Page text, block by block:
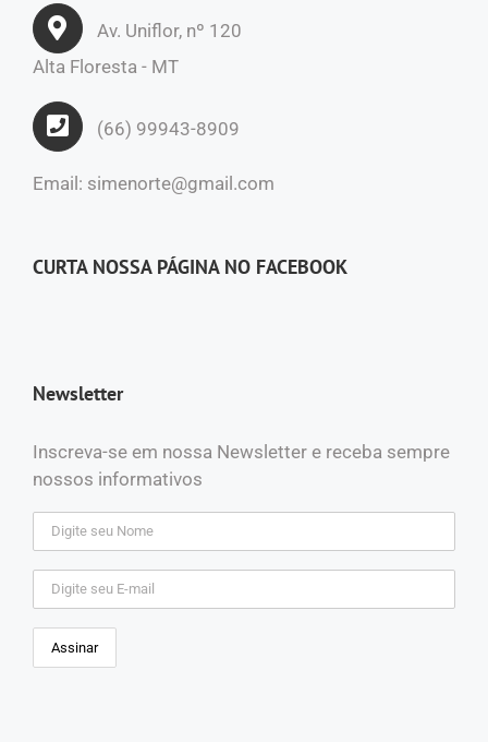
Av. Uniflor, nº 120
Alta Floresta - MT
(66) 99943-8909
Email: simenorte@gmail.com
CURTA NOSSA PÁGINA NO FACEBOOK
Newsletter
Inscreva-se em nossa Newsletter e receba sempre
nossos informativos